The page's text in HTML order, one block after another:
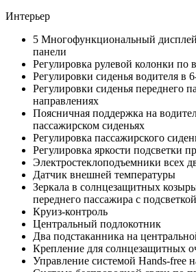
Интерьер
5 Многофункциональный
панели
Регулировка рулевой колонки по
Регулировки сиденья водителя в
Регулировки сиденья переднего
направлениях
Поясничная поддержка на
пассажирском сиденьях
Регулировка пассажирского
Регулировка яркости подсветки
Электростеклоподъемники всех
Датчик внешней температуры
Зеркала в солнцезащитных
переднего пассажира с подсветкой
Круиз-контроль
Центральный подлокотник
Два подстаканника на
Крепление для солнцезащитных
Управление системой Hands-free